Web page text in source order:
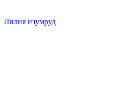
Лилия изумруд